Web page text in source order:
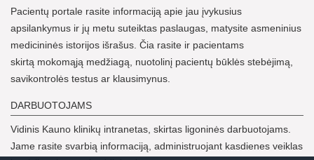
Pacientų portale rasite informaciją apie jau įvykusius
apsilankymus ir jų metu suteiktas paslaugas, matysite asmeninius
medicininės istorijos išrašus. Čia rasite ir pacientams
skirtą mokomąją medžiagą, nuotolinį pacientų būklės stebėjimą,
savikontrolės testus ar klausimynus.
DARBUOTOJAMS
Vidinis Kauno klinikų intranetas, skirtas ligoninės darbuotojams.
Jame rasite svarbią informaciją, administruojant kasdienes veiklas